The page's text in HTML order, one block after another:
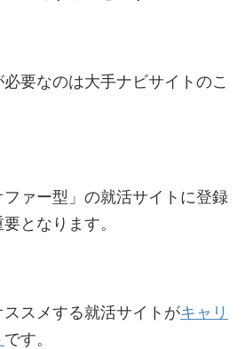
要なのは大手ナビサイトのこ
ファー型」の就活サイトに登録
となります。
スメする就活サイトがキャリ
です。